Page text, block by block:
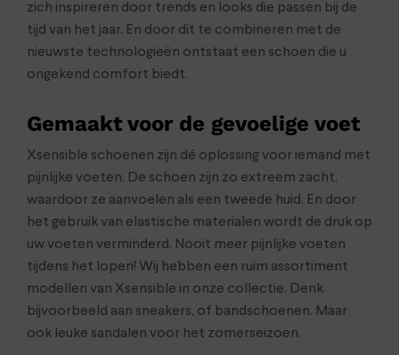
zich inspireren door trends en looks die passen bij de
tijd van het jaar. En door dit te combineren met de
nieuwste technologieën ontstaat een schoen die u
ongekend comfort biedt.
Gemaakt voor de gevoelige voet
Xsensible schoenen zijn dé oplossing voor iemand met
pijnlijke voeten. De schoen zijn zo extreem zacht,
waardoor ze aanvoelen als een tweede huid. En door
het gebruik van elastische materialen wordt de druk op
uw voeten verminderd. Nooit meer pijnlijke voeten
tijdens het lopen! Wij hebben een ruim assortiment
modellen van Xsensible in onze collectie. Denk
bijvoorbeeld aan sneakers, of bandschoenen. Maar
ook leuke sandalen voor het zomerseizoen.